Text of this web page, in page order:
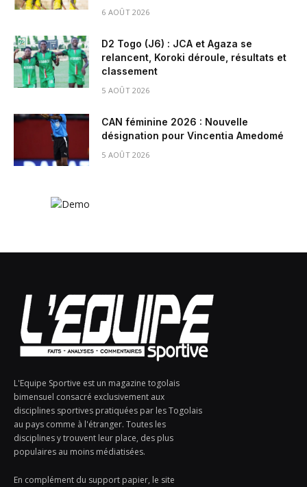
6 AOÛT 2026
D2 Togo (J6) : JCA et Agaza se
relancent, Koroki déroule, résultats et
classement
5 AOÛT 2026
CAN féminine 2026 : Nouvelle
désignation pour Vincentia Amedomé
5 AOÛT 2026
L'Equipe Sportive est un magazine togolais
bimensuel consacré exclusivement aux
disciplines sportives pratiquées par les Togolais
au pays comme à l'étranger. Toutes les
disciplines y trouvent leur place, des plus
populaires au moins médiatisées.
En complément du support papier, le site